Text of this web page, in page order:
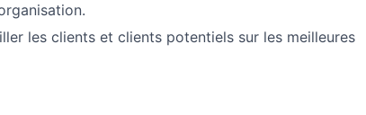
les clients et clients potentiels sur les meilleures